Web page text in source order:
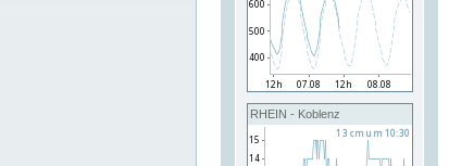
RHEIN - Koblenz